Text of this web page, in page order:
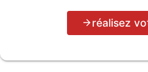
réalisez